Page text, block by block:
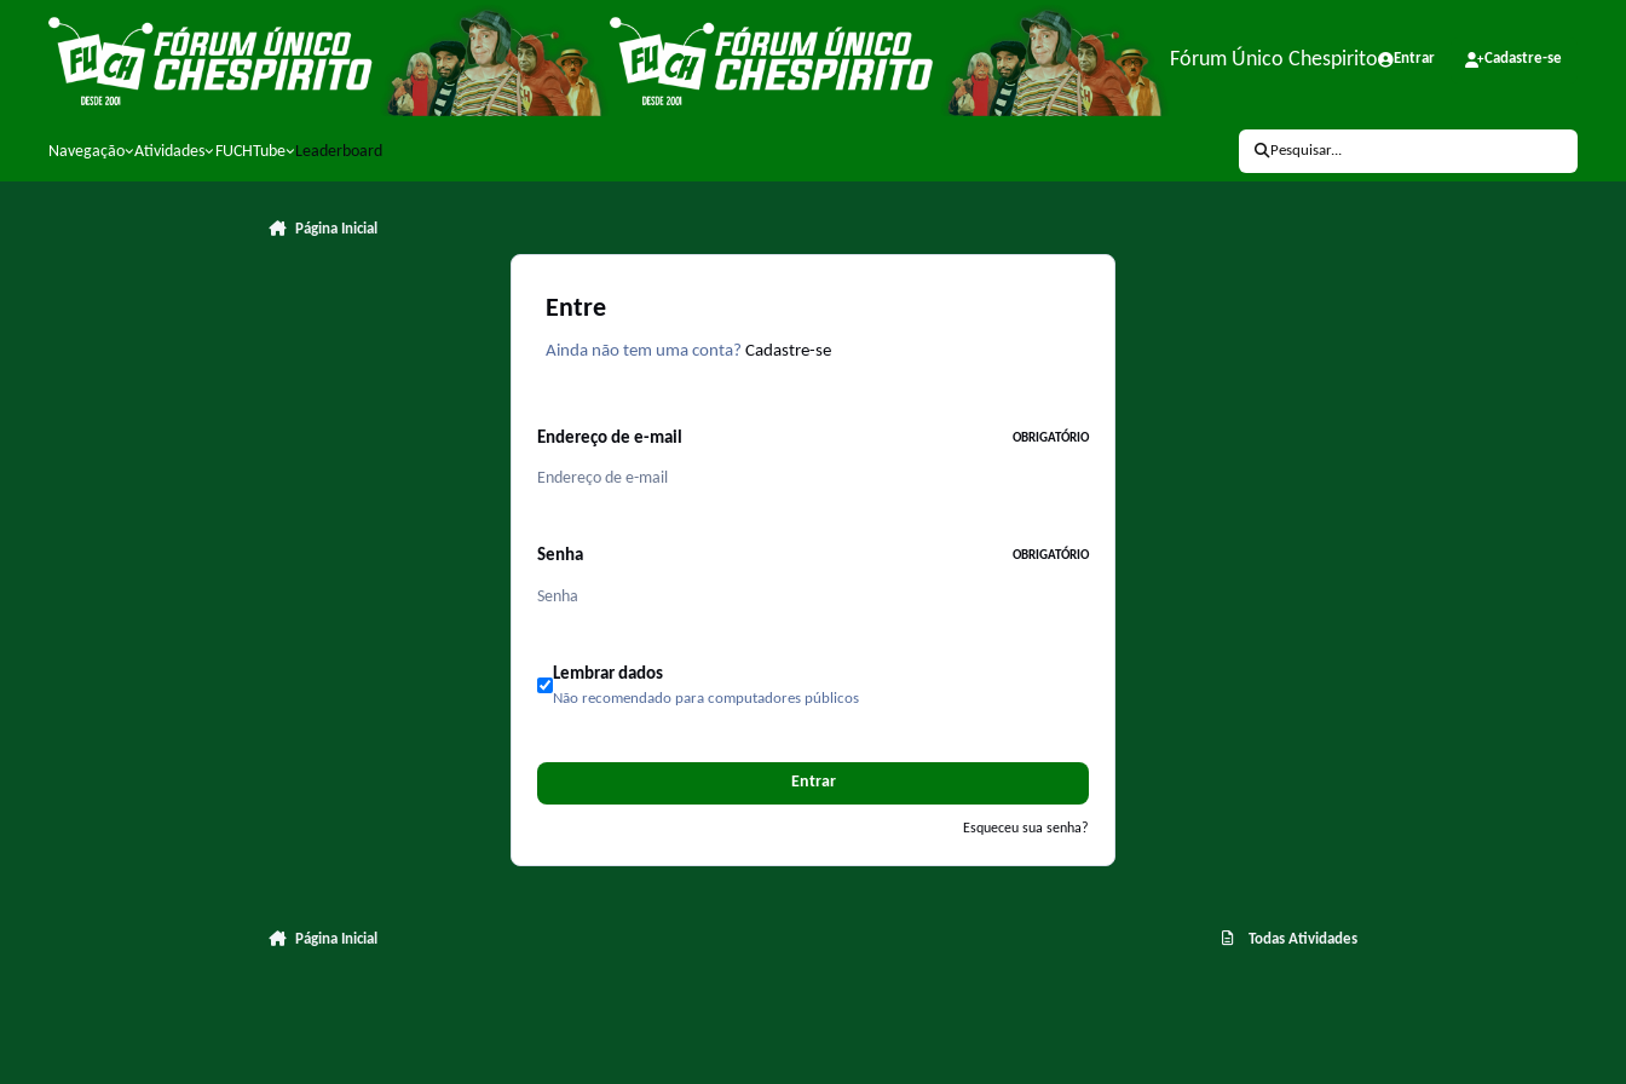
Ir para conteúdo
Fórum Único Chespirito Entrar Cadastre-se
Navegação Atividades FUCHTube Leaderboard Pesquisar...
Página Inicial
Entre
Ainda não tem uma conta? Cadastre-se
Endereço de e-mail OBRIGATÓRIO
Senha OBRIGATÓRIO
Lembrar dados
Não recomendado para computadores públicos
Entrar
Esqueceu sua senha?
Página Inicial Todas Atividades